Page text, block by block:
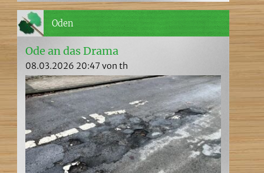
Oden
Ode an das Drama
08.03.2026 20:47 von th